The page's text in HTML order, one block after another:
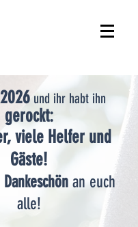
und ihr habt ihn
gerockt:
viele Helfer und
Gäste!
Dankeschönan euch
alle!